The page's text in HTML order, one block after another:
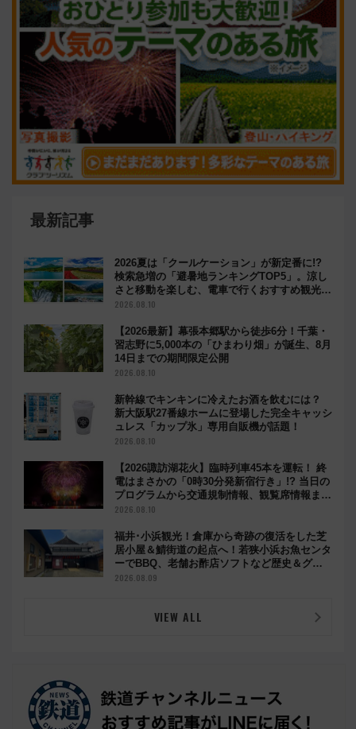
最新記事
2026夏は「クールケーション」が新定番に!?
検索急増の「避暑地ランキングTOP5」。涼し
さと移動を楽しむ、電車で行くおすすめ観光情
報も
2026.08.10
【2026最新】幕張本郷駅から徒歩6分！千葉・
習志野に5,000本の「ひまわり畑」が誕生、8月
14日までの期間限定公開
2026.08.10
新幹線でキンキンに冷えたお酒を飲むには？
新大阪駅27番線ホームに登場した完全キャッシ
ュレス「カップ氷」専用自販機が話題！
2026.08.10
【2026諏訪湖花火】臨時列車45本を運転！ 終
電はまさかの「0時30分発新宿行き」!? 当日の
プログラムから交通規制情報、観覧席情報まで
徹底解説
2026.08.10
福井･小浜観光！倉庫から奇跡の復活をした芝
居小屋＆鯖街道の起点へ！若狭小浜お魚センタ
ーでBBQ、老舗お酢店ソフトなど歴史＆グル
メ散歩
2026.08.09
VIEW ALL